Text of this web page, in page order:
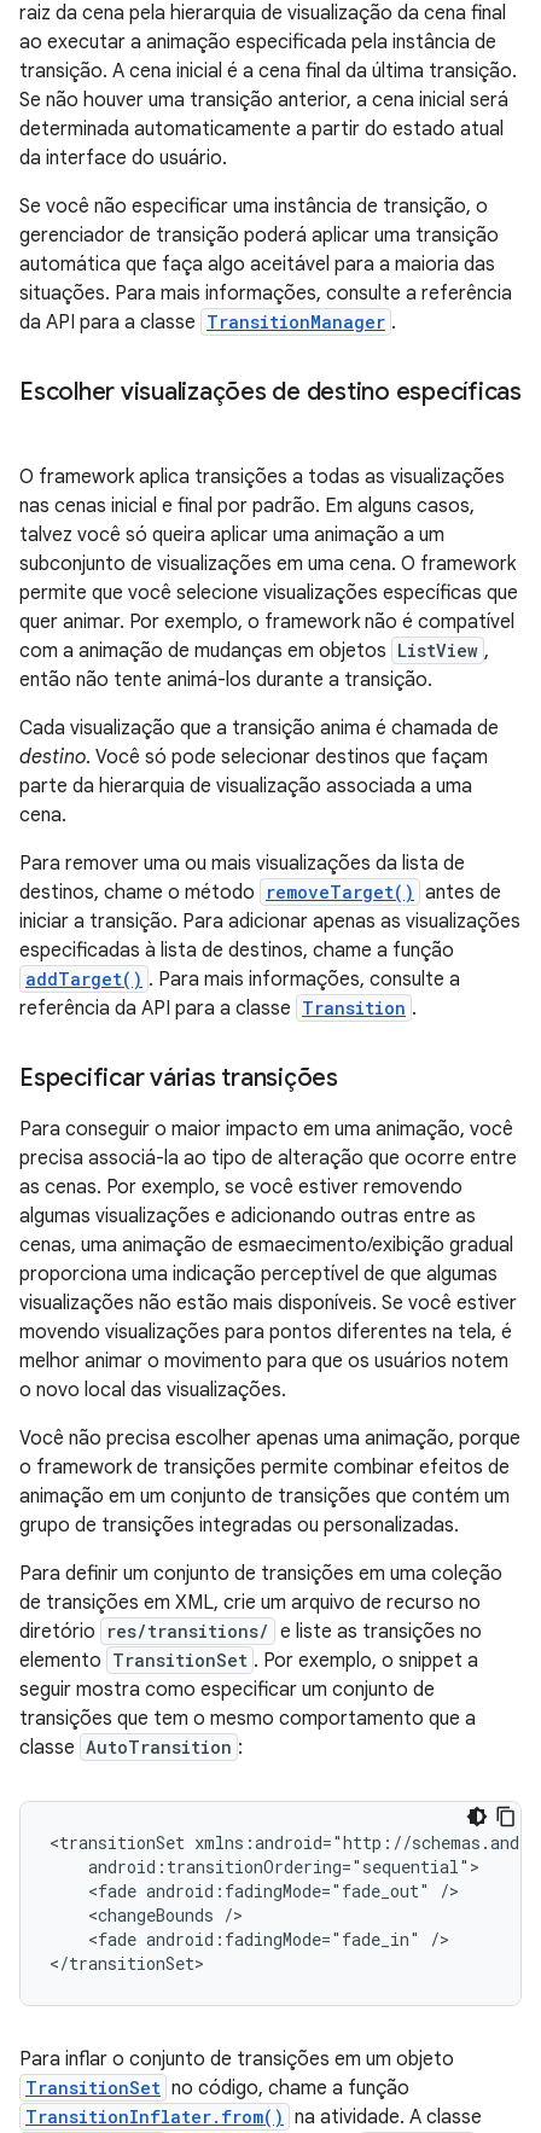
raiz da cena pela hierarquia de visualização da cena final
ao executar a animação especificada pela instância de
transição. A cena inicial é a cena final da última transição.
Se não houver uma transição anterior, a cena inicial será
determinada automaticamente a partir do estado atual
da interface do usuário.
Se você não especificar uma instância de transição, o
gerenciador de transição poderá aplicar uma transição
automática que faça algo aceitável para a maioria das
situações. Para mais informações, consulte a referência
da API para a classe TransitionManager .
Escolher visualizações de destino específicas
O framework aplica transições a todas as visualizações
nas cenas inicial e final por padrão. Em alguns casos,
talvez você só queira aplicar uma animação a um
subconjunto de visualizações em uma cena. O framework
permite que você selecione visualizações específicas que
quer animar. Por exemplo, o framework não é compatível
com a animação de mudanças em objetos ListView ,
então não tente animá-los durante a transição.
Cada visualização que a transição anima é chamada de
destino. Você só pode selecionar destinos que façam
parte da hierarquia de visualização associada a uma
cena.
Para remover uma ou mais visualizações da lista de
destinos, chame o método
removeTarget() antes de
iniciar a transição. Para adicionar apenas as visualizações
especificadas à lista de destinos, chame a função
addTarget() . Para mais informações, consulte a
referência da API para a classe Transition .
Especificar várias transições
Para conseguir o maior impacto em uma animação, você
precisa associá-la ao tipo de alteração que ocorre entre
as cenas. Por exemplo, se você estiver removendo
algumas visualizações e adicionando outras entre as
cenas, uma animação de esmaecimento/exibição gradual
proporciona uma indicação perceptível de que algumas
visualizações não estão mais disponíveis. Se você estiver
movendo visualizações para pontos diferentes na tela, é
melhor animar o movimento para que os usuários notem
o novo local das visualizações.
Você não precisa escolher apenas uma animação, porque
o framework de transições permite combinar efeitos de
animação em um conjunto de transições que contém um
grupo de transições integradas ou personalizadas.
Para definir um conjunto de transições em uma coleção
de transições em XML, crie um arquivo de recurso no
diretório
res/transitions/ e liste as transições no
elemento TransitionSet . Por exemplo, o snippet a
seguir mostra como especificar um conjunto de
transições que tem o mesmo comportamento que a
classe AutoTransition :
<transitionSet
<fade android:fadingMode="fade_out"
<changeBounds
<fade android:fadingMode="fade_in"
/>
</transitionSet>
Para inflar o conjunto de transições em um objeto
TransitionSet no código, chame a função
TransitionInflater.from() na atividade. A classe